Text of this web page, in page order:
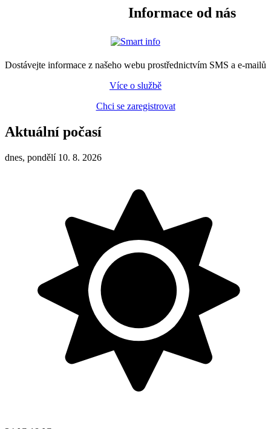
Informace od nás
Dostávejte informace z našeho webu prostřednictvím SMS a e-mailů
Více o službě
Chci se zaregistrovat
Aktuální počasí
dnes, pondělí 10. 8. 2026